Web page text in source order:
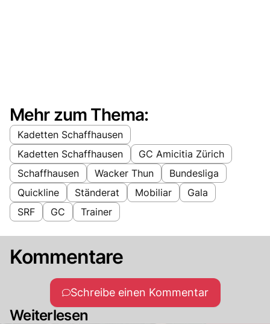
Mehr zum Thema:
Kadetten Schaffhausen
Kadetten Schaffhausen
GC Amicitia Zürich
Schaffhausen
Wacker Thun
Bundesliga
Quickline
Ständerat Mobiliar
Gala
SRF
GC Trainer
Kommentare
Schreibe einen Kommentar
Weiterlesen